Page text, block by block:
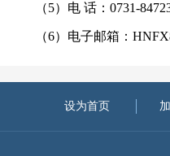
（5）电 话：0731-
（6）电子邮箱：
设为首页